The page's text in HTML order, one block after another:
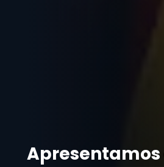
Apresentamos